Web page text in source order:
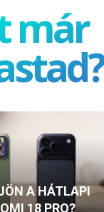
már
A HÁTLAPI
18 PRO?